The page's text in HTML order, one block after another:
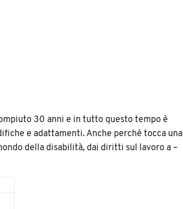
30 anni e in tutto questo tempo è
e adattamenti. Anche perché tocca una
della disabilità, dai diritti sul lavoro a –